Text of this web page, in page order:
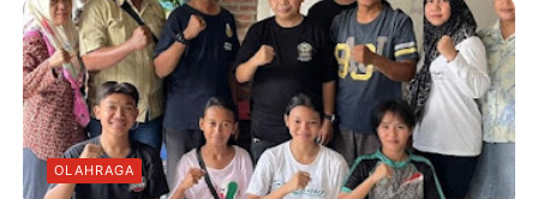
OLAHRAGA